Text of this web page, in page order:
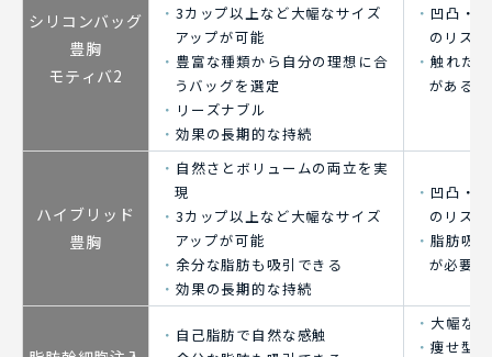
シリコンバッグ
豊胸
モティバ2
3カップ以上など大幅なサイズ
アップが可能
豊富な種類から自分の理想に合
うバッグを選定
リーズナブル
効果の長期的な持続
凹凸・
のリスク
触れた
がある
ハイブリッド
豊胸
自然さとボリュームの両立を実
現
3カップ以上など大幅なサイズ
アップが可能
余分な脂肪も吸引できる
効果の長期的な持続
凹凸・
のリスク
脂肪吸
が必要
自己脂肪で自然な感触
大幅な
痩せ型